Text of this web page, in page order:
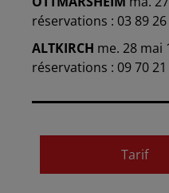
réservations : 03 89
ALTKIRCH me. 28 mai
réservations : 09 70
Tarif